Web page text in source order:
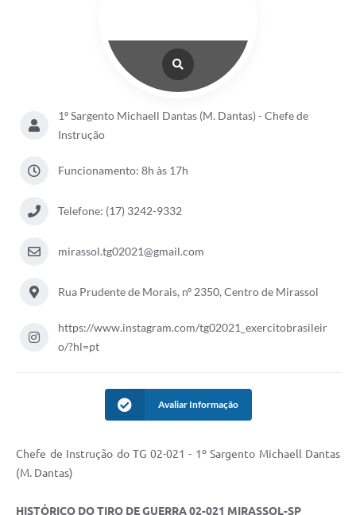
1º Sargento Michaell Dantas (M. Dantas) - Chefe de
Instrução
Funcionamento: 8h às 17h
Telefone: (17) 3242-9332
mirassol.tg02021@gmail.com
Rua Prudente de Morais, nº 2350, Centro de Mirassol
https://www.instagram.com/tg02021_exercitobrasileir
o/?hl=pt
Avaliar Informação
Chefe de Instrução do TG 02-021 - 1º Sargento Michaell Dantas
(M. Dantas)
HISTÓRICO DO TIRO DE GUERRA 02-021 MIRASSOL-SP